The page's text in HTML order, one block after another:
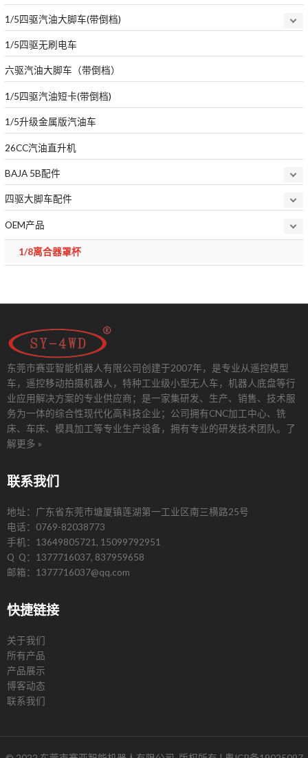
1/5四驱汽油大脚车(带倒档)
1/5四驱无刷电车
六驱汽油大脚车（带倒档）
1/5四驱汽油短卡(带倒档)
1/5升级金属版汽油车
26CC汽油直升机
BAJA 5B配件
四驱大脚车配件
OEM产品
1/8离合器罩杯
东莞市赛亚智能机器人有限公司创建于2007年，是专业从遥控模型
车，遥控移动拍摄机器人，特种工业级小型无人车，机器人底盘等行
业应用解决方案的专业供应商；是一家集研发、生产、销售、技术服
务为一体的综合性现代化高科技企业；公司拥有CNC加工中心、铣
床、车床、模具加工等专业生产设备，拥有专业的研发技术团队。 了
解更多 »
联系我们
地址：广东省东莞市塘厦镇莲湖第一工业区南三横路25号
电话：0769-82038773
手机：13649805721, 15099792951
Q Q：1377716037, 837959658
邮箱：1377716037@qq.com
快捷链接
关于我们
所有产品
产品展示
博客动态
联系我们